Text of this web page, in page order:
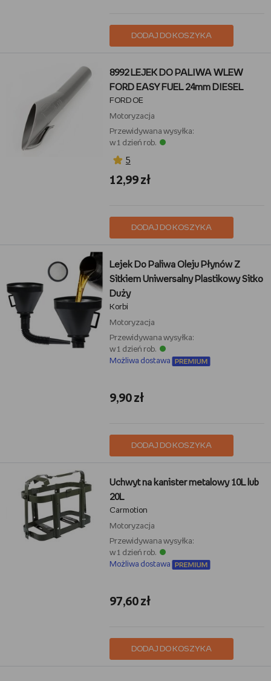
DODAJ DO KOSZYKA
8992 LEJEK DO PALIWA WLEW
FORD EASY FUEL 24mm DIESEL
FORD OE
Motoryzacja
Przewidywana wysyłka:
w 1 dzień rob.
5
12,99 zł
DODAJ DO KOSZYKA
Lejek Do Paliwa Oleju Płynów Z
Sitkiem Uniwersalny Plastikowy Sitko
Duży
Korbi
Motoryzacja
Przewidywana wysyłka:
w 1 dzień rob.
Możliwa dostawa
9,90 zł
DODAJ DO KOSZYKA
Uchwyt na kanister metalowy 10L lub
20L
Carmotion
Motoryzacja
Przewidywana wysyłka:
w 1 dzień rob.
Możliwa dostawa
97,60 zł
DODAJ DO KOSZYKA